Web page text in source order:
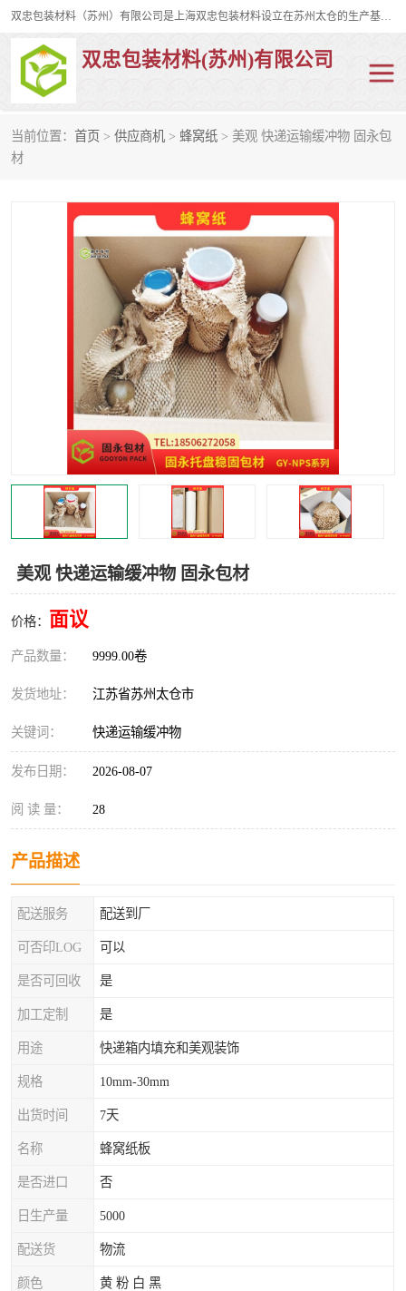
双忠包装材料（苏州）有限公司是上海双忠包装材料设立在苏州太仓的生产基地，占地约2万平米，产品主要有打孔缠绕膜，拉伸蜂窝纸，集装箱充气袋，滑托板，打包带，裹包网兜，防滑纸等箱体和托盘的运输和保护性包材。固永包材®，GooYon Pack®，是我们保护性包装材料的专属品牌。
双忠包装材料(苏州)有限公司
当前位置： 首页 > 供应商机 > 蜂窝纸 > 美观 快递运输缓冲物 固永包
材
美观 快递运输缓冲物 固永包材
价格： 面议
产品数量： 9999.00卷
发货地址： 江苏省苏州太仓市
关键词： 快递运输缓冲物
发布日期： 2026-08-07
阅 读 量： 28
产品描述
配送服务 配送到厂
可否印LOG 可以
是否可回收 是
加工定制 是
用途 快递箱内填充和美观装饰
规格 10mm-30mm
出货时间 7天
名称 蜂窝纸板
是否进口 否
日生产量 5000
配送货 物流
颜色 黄 粉 白 黑
裹包网兜 纤维打包带
充气袋
缠绕膜
托盘裹包网兜
托盘捆绑带